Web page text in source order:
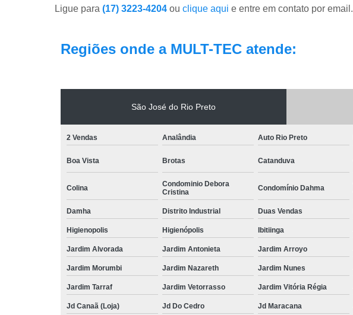
Ligue para (17) 3223-4204 ou clique aqui e entre em contato por email.
Regiões onde a MULT-TEC atende:
São José do Rio Preto
2 Vendas Analândia Auto Rio Preto
Boa Vista Brotas Catanduva
Colina
Condominio Debora
Cristina
Condomínio Dahma
Damha Distrito Industrial Duas Vendas
Higienopolis Higienópolis Ibitiinga
Jardim Alvorada Jardim Antonieta Jardim Arroyo
Jardim Morumbi Jardim Nazareth Jardim Nunes
Jardim Tarraf Jardim Vetorrasso Jardim Vitória Régia
Jd Canaã (Loja) Jd Do Cedro Jd Maracana